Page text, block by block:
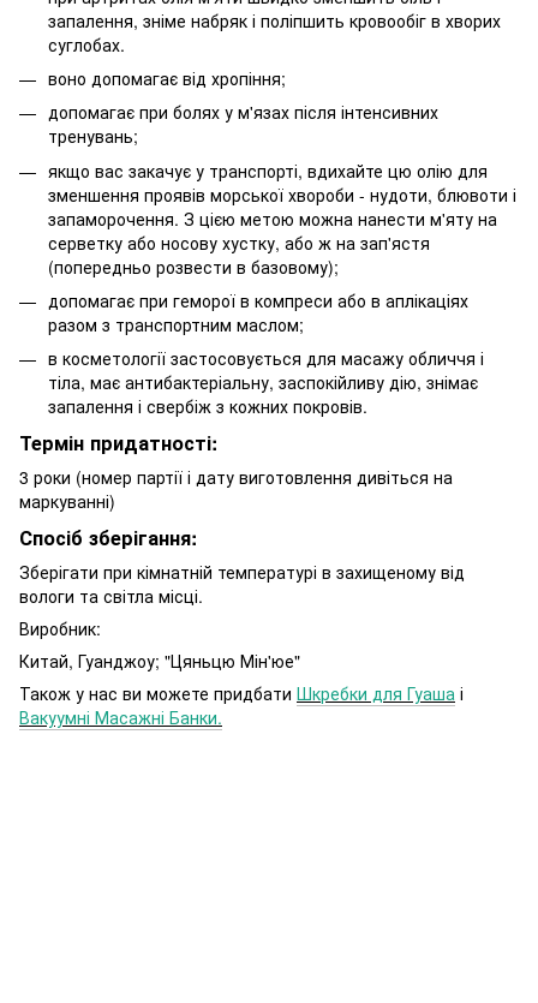
запалення, зніме набряк і поліпшить кровообіг в хворих
суглобах.
воно допомагає від хропіння;
допомагає при болях у м'язах після інтенсивних
тренувань;
якщо вас закачує у транспорті, вдихайте цю олію для
зменшення проявів морської хвороби - нудоти, блювоти і
запаморочення. З цією метою можна нанести м'яту на
серветку або носову хустку, або ж на зап'ястя
(попередньо розвести в базовому);
допомагає при геморої в компреси або в аплікаціях
разом з транспортним маслом;
в косметології застосовується для масажу обличчя і
тіла, має антибактеріальну, заспокійливу дію, знімає
запалення і свербіж з кожних покровів.
Термін придатності:
3 роки (номер партії і дату виготовлення дивіться на
маркуванні)
Спосіб зберігання:
Зберігати при кімнатній температурі в захищеному від
вологи та світла місці.
Виробник:
Китай, Гуанджоу; "Цяньцю Мін'юе"
Також у нас ви можете придбати Шкребки для Гуаша і
Вакуумні Масажні Банки.